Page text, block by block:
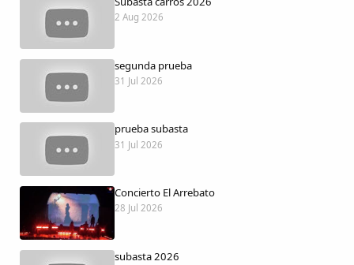
Traductor
Dichos
Cancionero Local
Apodos
Peñas
La palra
2 Aug 2026
segunda prueba
31 Jul 2026
prueba subasta
31 Jul 2026
Concierto El Arrebato
28 Jul 2026
subasta 2026